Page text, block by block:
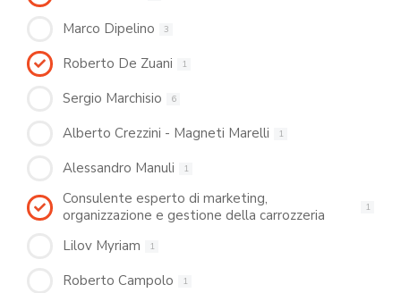
Marco Dipelino 3
Roberto De Zuani 1
Sergio Marchisio 6
Alberto Crezzini - Magneti Marelli 1
Alessandro Manuli 1
Consulente esperto di marketing,
organizzazione e gestione della carrozzeria
1
Lilov Myriam 1
Roberto Campolo 1